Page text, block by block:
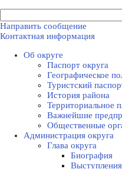
Направить сообщение
Контактная информация
Об округе
Паспорт округа
Географическое
Туристский
История района
Территориальное
Важнейшие
Общественные
Администрация округа
Глава округа
Биография